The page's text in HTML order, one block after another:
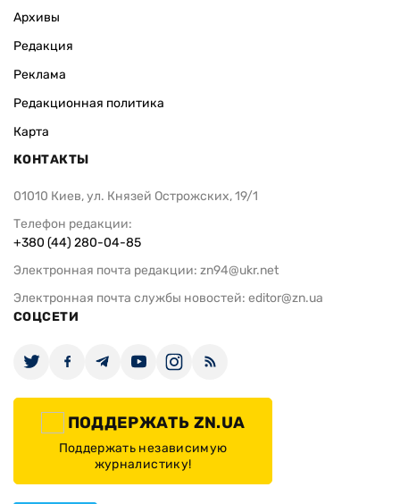
Архивы
Редакция
Реклама
Редакционная политика
Карта
КОНТАКТЫ
01010 Киев, ул. Князей Острожских, 19/1
Телефон редакции:
+380 (44) 280-04-85
Электронная почта редакции: zn94@ukr.net
Электронная почта службы новостей: editor@zn.ua
СОЦСЕТИ
ПОДДЕРЖАТЬ ZN.UA
Поддержать независимую
журналистику!